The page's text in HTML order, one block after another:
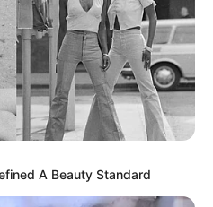
şəbəkələrdə paylaşın
A Beauty Standard